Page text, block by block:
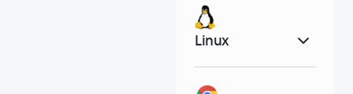
Linux